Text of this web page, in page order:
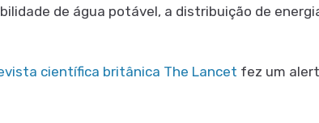
de água potável, a distribuição de
científica britânica The Lancet fez um